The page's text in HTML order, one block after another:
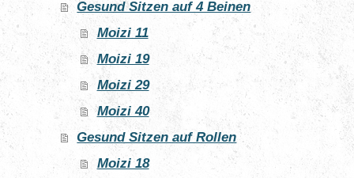
Gesund Sitzen auf 4 Beinen
Moizi 11
Moizi 19
Moizi 29
Moizi 40
Gesund Sitzen auf Rollen
Moizi 18